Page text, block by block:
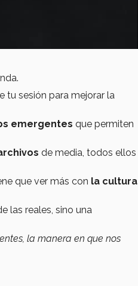
tu sesión para mejorar la
emergentes que permiten
de media, todos ellos
que ver más con la cultura
las reales, sino una
la manera en que nos